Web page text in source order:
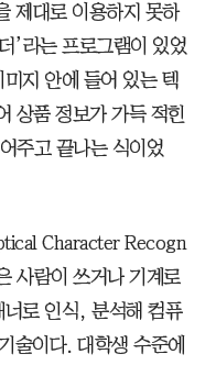
제대로 이용하지 못하
’라는 프로그램이 있었
지 안에 들어 있는 텍
상품 정보가 가득 적힌
주고 끝나는 식이었
Character Recogn
사람이 쓰거나 기계로
너로 인식, 분석해 컴퓨
술이다. 대학생 수준에